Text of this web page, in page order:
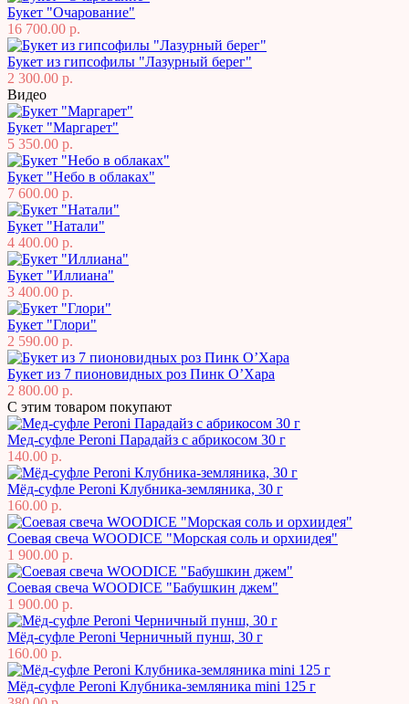
Букет "Очарование"
16 700.00 р.
Букет из гипсофилы "Лазурный берег"
2 300.00 р.
Видео
Букет "Маргарет"
5 350.00 р.
Букет "Небо в облаках"
7 600.00 р.
Букет "Натали"
4 400.00 р.
Букет "Иллиана"
3 400.00 р.
Букет "Глори"
2 590.00 р.
Букет из 7 пионовидных роз Пинк О’Хара
2 800.00 р.
С этим товаром покупают
Мед-суфле Peroni Парадайз с абрикосом 30 г
140.00 р.
Мёд-суфле Peroni Клубника-земляника, 30 г
160.00 р.
Соевая свеча WOODICE "Морская соль и орхиидея"
1 900.00 р.
Соевая свеча WOODICE "Бабушкин джем"
1 900.00 р.
Мёд-суфле Peroni Черничный пунш, 30 г
160.00 р.
Мёд-суфле Peroni Клубника-земляника mini 125 г